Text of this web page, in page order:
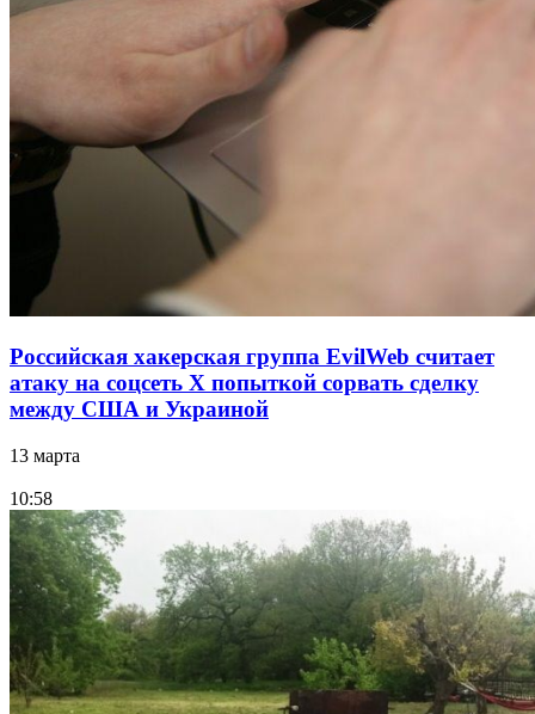
Российская хакерская группа EvilWeb считает
атаку на соцсеть Х попыткой сорвать сделку
между США и Украиной
13 марта
10:58